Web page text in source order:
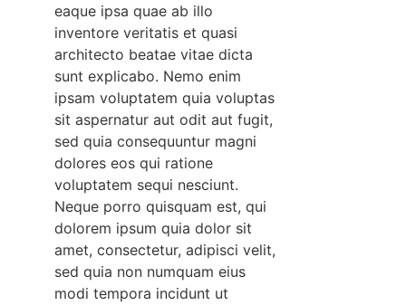
eaque ipsa quae ab illo
inventore veritatis et quasi
architecto beatae vitae dicta
sunt explicabo. Nemo enim
ipsam voluptatem quia voluptas
sit aspernatur aut odit aut fugit,
sed quia consequuntur magni
dolores eos qui ratione
voluptatem sequi nesciunt.
Neque porro quisquam est, qui
dolorem ipsum quia dolor sit
amet, consectetur, adipisci velit,
sed quia non numquam eius
modi tempora incidunt ut